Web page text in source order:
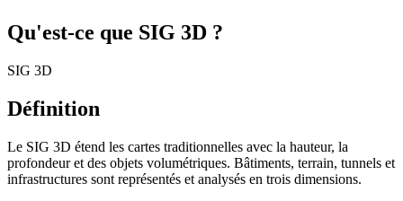
Qu'est-ce que SIG 3D ?
SIG 3D
Définition
Le SIG 3D étend les cartes traditionnelles avec la hauteur, la
profondeur et des objets volumétriques. Bâtiments, terrain, tunnels et
infrastructures sont représentés et analysés en trois dimensions.